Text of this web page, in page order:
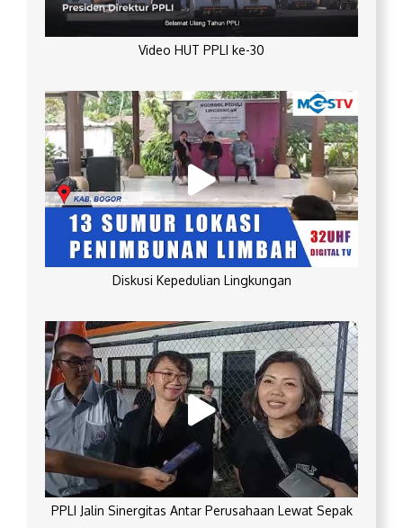
Video HUT PPLI ke-30
Diskusi Kepedulian Lingkungan
PPLI Jalin Sinergitas Antar Perusahaan Lewat Sepak